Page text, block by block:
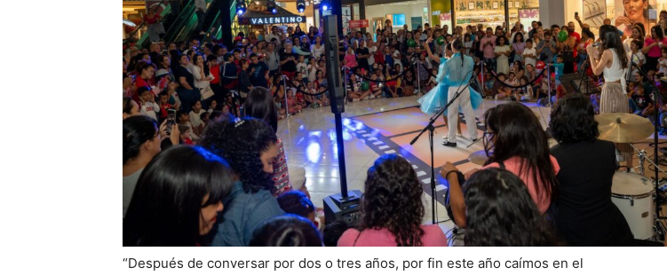
“Después de conversar por dos o tres años, por fin este año caímos en el